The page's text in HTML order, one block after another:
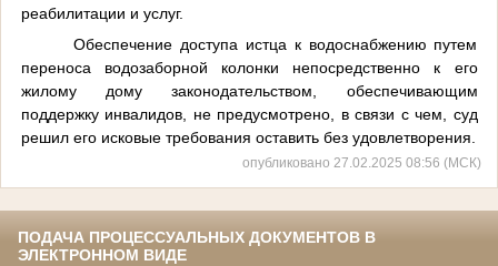
реабилитации и услуг.
Обеспечение доступа истца к водоснабжению путем
переноса водозаборной колонки непосредственно к его
жилому дому законодательством, обеспечивающим
поддержку инвалидов, не предусмотрено, в связи с чем, суд
решил его исковые требования оставить без удовлетворения.
опубликовано 27.02.2025 08:56 (МСК)
ПОДАЧА ПРОЦЕССУАЛЬНЫХ ДОКУМЕНТОВ В
ЭЛЕКТРОННОМ ВИДЕ